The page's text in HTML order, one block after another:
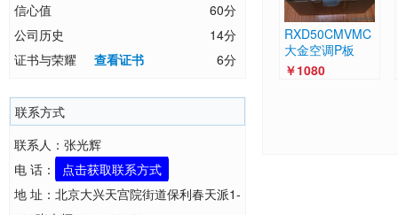
60分
信心值
14分
公司历史
6分
证书与荣耀 查看证书
联系方式
联系人：张光辉
电 话：
点击获取联系方式
地 址：北京大兴天宫院街道保利春天派1-
RXD50CMVMC
大金空调P板
￥1080